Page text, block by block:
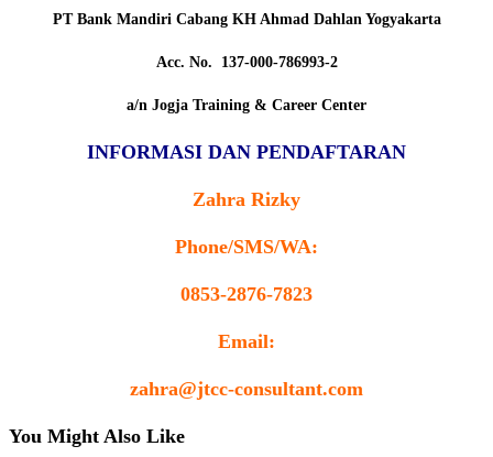
PT Bank Mandiri Cabang KH Ahmad Dahlan Yogyakarta
Acc. No. 137-000-786993-2
a/n Jogja Training & Career Center
INFORMASI DAN PENDAFTARAN
Zahra Rizky
Phone/SMS/WA:
0853-2876-7823
Email:
zahra@jtcc-consultant.com
You Might Also Like